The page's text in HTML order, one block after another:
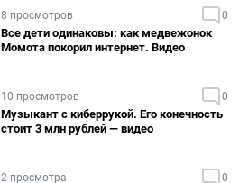
8 просмотров 0
Все дети одинаковы: как медвежонок
Момота покорил интернет. Видео
10 просмотров 0
Музыкант с киберрукой. Его конечность
стоит 3 млн рублей — видео
2 просмотра 0